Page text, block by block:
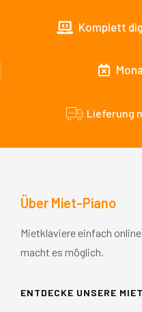
Komplett
Lieferung
Über Miet-Piano
Mietklaviere einfach
macht es möglich.
ENTDECKE UNSERE